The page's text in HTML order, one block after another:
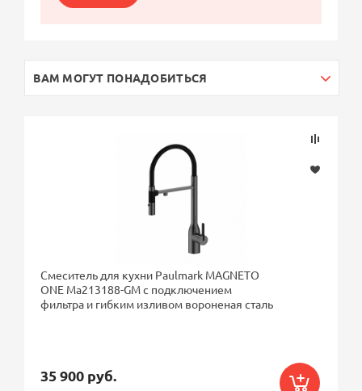
ВАМ МОГУТ ПОНАДОБИТЬСЯ
Смеситель для кухни Paulmark MAGNETO
ONE Ma213188-GM с подключением
фильтра и гибким изливом вороненая сталь
35 900 руб.